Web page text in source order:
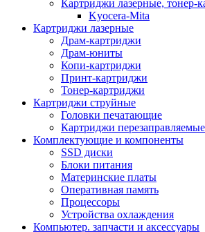
Картриджи лазерные, тонер-
Kyocera-Mita
Картриджи лазерные
Драм-картриджи
Драм-юниты
Копи-картриджи
Принт-картриджи
Тонер-картриджи
Картриджи струйные
Головки печатающие
Картриджи перезаправляемые
Комплектующие и компоненты
SSD диски
Блоки питания
Материнские платы
Оперативная память
Процессоры
Устройства охлаждения
Компьютер. запчасти и аксессуары